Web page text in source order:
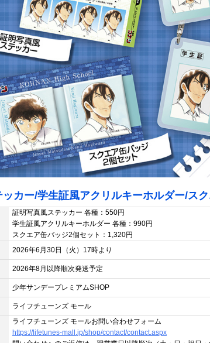
カー/学生証風アクリルキーホルダー/ス
証明写真風ステッカー 各種：550円
学生証風アクリルキーホルダー 各種：990円
スクエア缶バッジ2個セット：1,320円
2026年6月30日（火）17時より
2026年8月以降順次発送予定
少年サンデープレミアムSHOP
ライフチューンズ モール
ライフチューンズ モールお問い合わせフォーム
https://lifetunes-mall.jp/shop/contact/contact.aspx